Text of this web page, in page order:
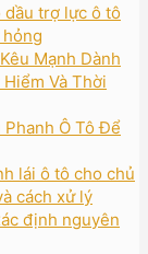
dầu trợ lực ô tô
Mạnh Dành
Và Thời
Phanh Ô Tô Để
lái ô tô cho chủ
cách xử lý
định nguyên